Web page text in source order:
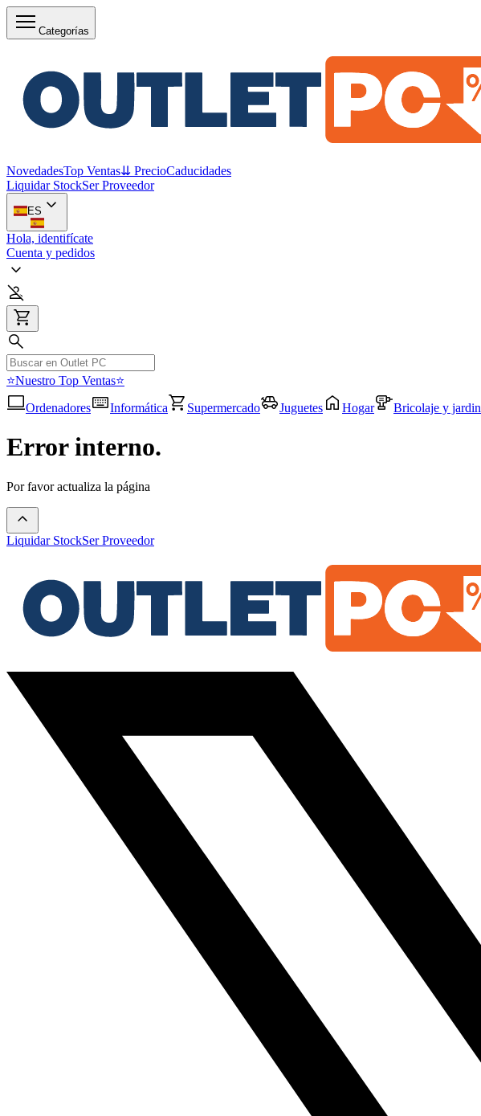
Categorías
NovedadesTop Ventas⇊ PrecioCaducidades
Liquidar StockSer Proveedor
ES
Hola, identifícate
Cuenta y pedidos
⭐Nuestro Top Ventas⭐
Ordenadores
Informática Supermercado Juguetes Hogar Bricolaje y jardin
Error interno.
Por favor actualiza la página
Liquidar StockSer Proveedor